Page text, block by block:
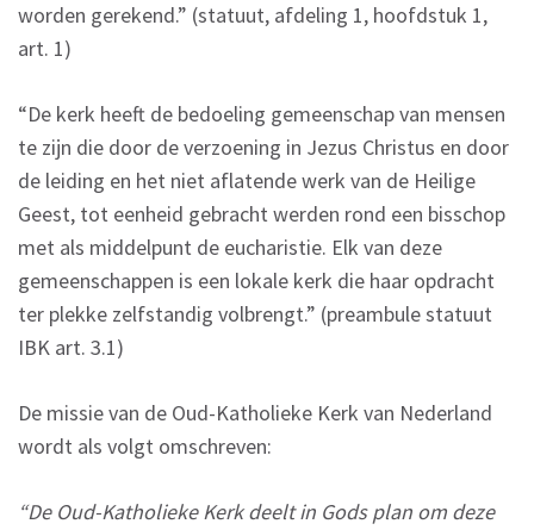
worden gerekend.” (statuut, afdeling 1, hoofdstuk 1,
art. 1)
“De kerk heeft de bedoeling gemeenschap van mensen
te zijn die door de verzoening in Jezus Christus en door
de leiding en het niet aflatende werk van de Heilige
Geest, tot eenheid gebracht werden rond een bisschop
met als middelpunt de eucharistie. Elk van deze
gemeenschappen is een lokale kerk die haar opdracht
ter plekke zelfstandig volbrengt.” (preambule statuut
IBK art. 3.1)
De missie van de Oud-Katholieke Kerk van Nederland
wordt als volgt omschreven:
“De Oud-Katholieke Kerk deelt in Gods plan om deze